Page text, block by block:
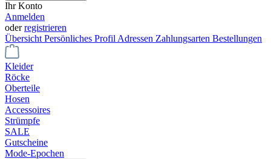
Ihr Konto
Anmelden
oderregistrieren
Übersicht Persönliches Profil Adressen Zahlungsarten Bestellungen
Kleider
Röcke
Oberteile
Hosen
Accessoires
Strümpfe
SALE
Gutscheine
Mode-Epochen